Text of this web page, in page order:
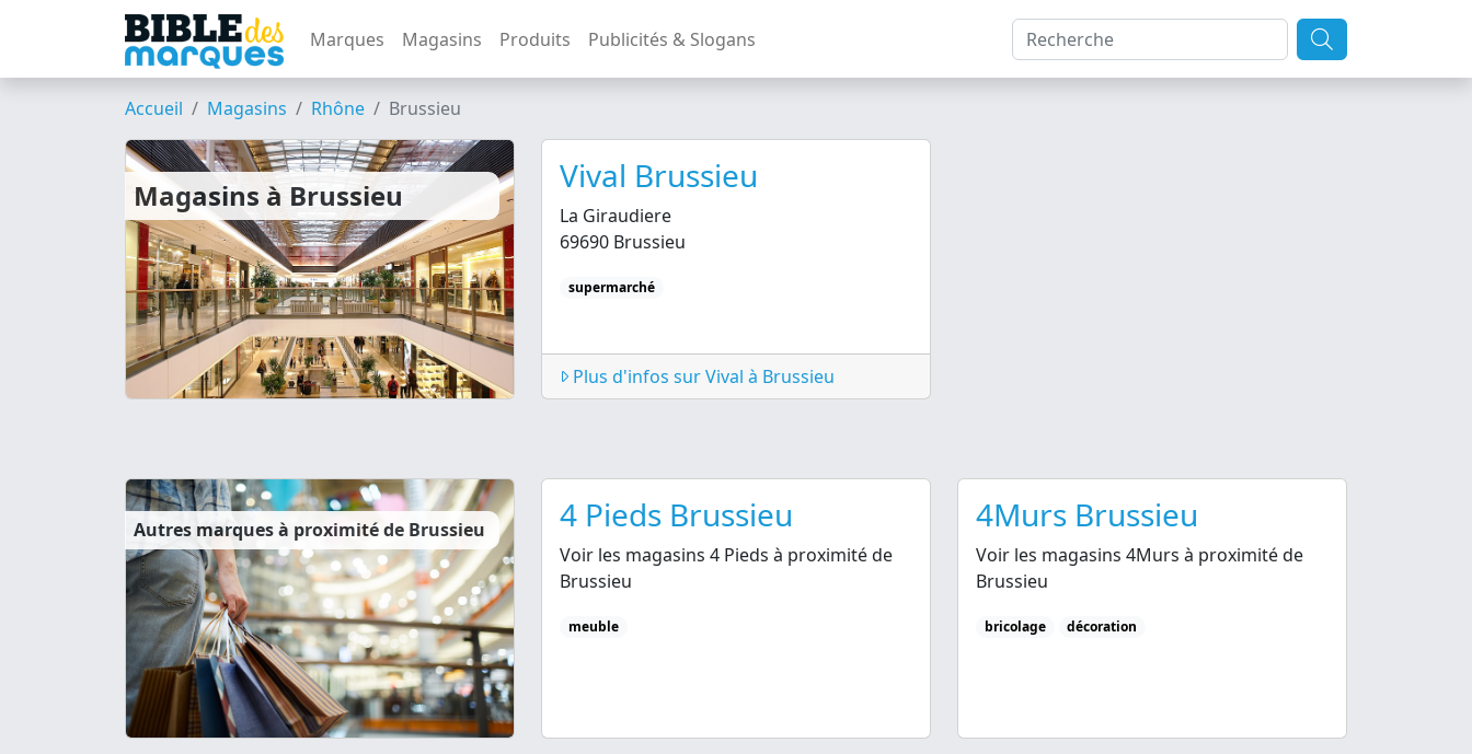
Marques Magasins Produits Publicités & Slogans
Accueil Magasins Rhône Brussieu
Magasins à Brussieu Vival Brussieu
La Giraudiere
69690 Brussieu
supermarché
Plus d'infos sur Vival à Brussieu
Autres marques à proximité de Brussieu 4 Pieds Brussieu
Voir les magasins 4 Pieds à proximité de
Brussieu
meuble
4Murs Brussieu
Voir les magasins 4Murs à proximité de
Brussieu
bricolage décoration